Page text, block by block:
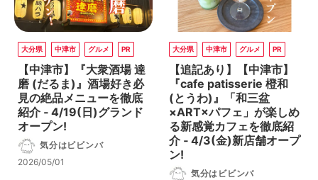
大分県 中津市 グルメ PR
【中津市】『大衆酒場 達
磨 (だるま)』酒場好き必
見の絶品メニューを徹底
紹介 ‐ 4/19(日)グランド
オープン!
気分はビビンバ
2026/05/01
大分県 中津市 グルメ PR
【追記あり】【中津市】
『cafe patisserie 橙和
(とうわ)』「和三盆
×ART×パフェ」が楽しめ
る新感覚カフェを徹底紹
介 ‐ 4/3(金)新店舗オープ
ン!
気分はビビンバ